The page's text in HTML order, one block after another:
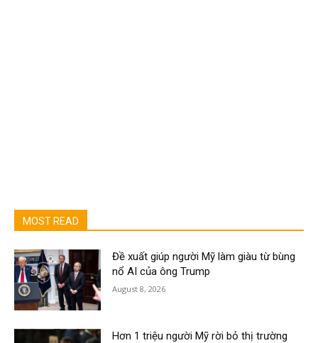
MOST READ
Đề xuất giúp người Mỹ làm giàu từ bùng
nổ AI của ông Trump
August 8, 2026
Hơn 1 triệu người Mỹ rời bỏ thị trường